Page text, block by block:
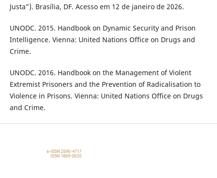
Justa”). Brasília, DF. Acesso em 12 de janeiro de 2026.
UNODC. 2015. Handbook on Dynamic Security and Prison
Intelligence. Vienna: United Nations Office on Drugs and
Crime.
UNODC. 2016. Handbook on the Management of Violent
Extremist Prisoners and the Prevention of Radicalisation to
Violence in Prisons. Vienna: United Nations Office on Drugs
and Crime.